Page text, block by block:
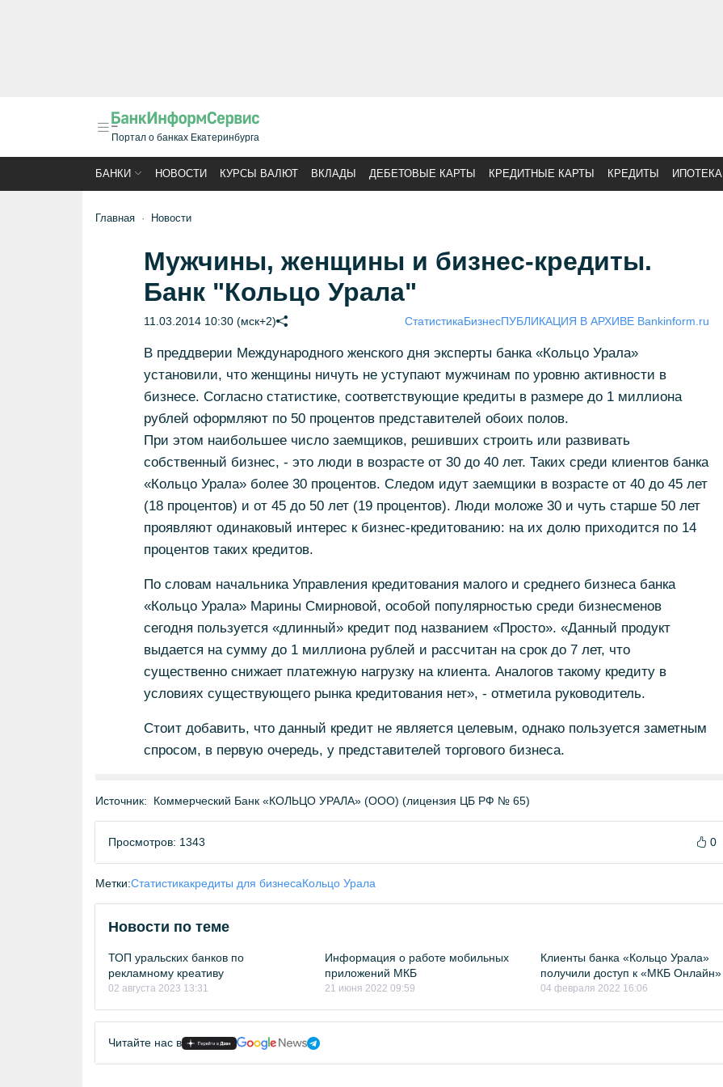
Портал о банках Екатеринбурга
БАНКИ НОВОСТИ КУРСЫ ВАЛЮТ ВКЛАДЫ ДЕБЕТОВЫЕ КАРТЫ КРЕДИТНЫЕ КАРТЫ КРЕДИТЫ ИПОТЕКА
Главная Новости
Мужчины, женщины и бизнес-кредиты.
Банк "Кольцо Урала"
11.03.2014 10:30 (мск+2) СтатистикаБизнесПУБЛИКАЦИЯ В АРХИВЕ Bankinform.ru
В преддверии Международного женского дня эксперты банка «Кольцо Урала»
установили, что женщины ничуть не уступают мужчинам по уровню активности в
бизнесе. Согласно статистике, соответствующие кредиты в размере до 1 миллиона
рублей оформляют по 50 процентов представителей обоих полов.
При этом наибольшее число заемщиков, решивших строить или развивать
собственный бизнес, - это люди в возрасте от 30 до 40 лет. Таких среди клиентов банка
«Кольцо Урала» более 30 процентов. Следом идут заемщики в возрасте от 40 до 45 лет
(18 процентов) и от 45 до 50 лет (19 процентов). Люди моложе 30 и чуть старше 50 лет
проявляют одинаковый интерес к бизнес-кредитованию: на их долю приходится по 14
процентов таких кредитов.
По словам начальника Управления кредитования малого и среднего бизнеса банка
«Кольцо Урала» Марины Смирновой, особой популярностью среди бизнесменов
сегодня пользуется «длинный» кредит под названием «Просто». «Данный продукт
выдается на сумму до 1 миллиона рублей и рассчитан на срок до 7 лет, что
существенно снижает платежную нагрузку на клиента. Аналогов такому кредиту в
условиях существующего рынка кредитования нет», - отметила руководитель.
Стоит добавить, что данный кредит не является целевым, однако пользуется заметным
спросом, в первую очередь, у представителей торгового бизнеса.
Источник: Коммерческий Банк «КОЛЬЦО УРАЛА» (ООО) (лицензия ЦБ РФ № 65)
Просмотров: 1343 0
Метки:Статистикакредиты для бизнесаКольцо Урала
Новости по теме
ТОП уральских банков по
рекламному креативу
02 августа 2023 13:31
Информация о работе мобильных
приложений МКБ
21 июня 2022 09:59
Клиенты банка «Кольцо Урала»
получили доступ к «МКБ Онлайн»
04 февраля 2022 16:06
Читайте нас в